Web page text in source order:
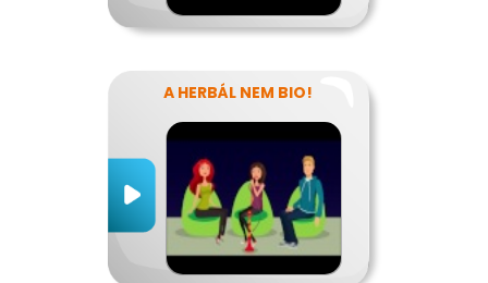
A HERBÁL NEM BIO!